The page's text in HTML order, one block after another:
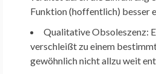
Funktion (hoffentlich) besser
Qualitative Obsoleszenz:
verschleißt zu einem
gewöhnlich nicht allzu weit